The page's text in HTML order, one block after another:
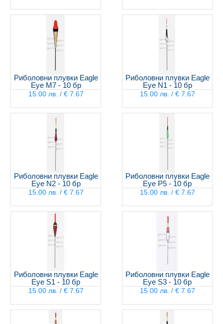
Риболовни плувки Eagle
Eye M7 - 10 бр
15.00 лв. / € 7.67
Риболовни плувки Eagle
Eye N1 - 10 бр
15.00 лв. / € 7.67
Риболовни плувки Eagle
Eye N2 - 10 бр
15.00 лв. / € 7.67
Риболовни плувки Eagle
Eye P5 - 10 бр
15.00 лв. / € 7.67
Риболовни плувки Eagle
Eye S1 - 10 бр
15.00 лв. / € 7.67
Риболовни плувки Eagle
Eye S3 - 10 бр
15.00 лв. / € 7.67